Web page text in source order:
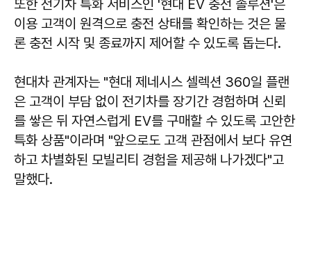
또한 전기차 특화 서비스인 '현대 EV 충전 솔루션'은
이용 고객이 원격으로 충전 상태를 확인하는 것은 물
론 충전 시작 및 종료까지 제어할 수 있도록 돕는다.
현대차 관계자는 "현대 제네시스 셀렉션 360일 플랜
은 고객이 부담 없이 전기차를 장기간 경험하며 신뢰
를 쌓은 뒤 자연스럽게 EV를 구매할 수 있도록 고안한
특화 상품"이라며 "앞으로도 고객 관점에서 보다 유연
하고 차별화된 모빌리티 경험을 제공해 나가겠다"고
말했다.